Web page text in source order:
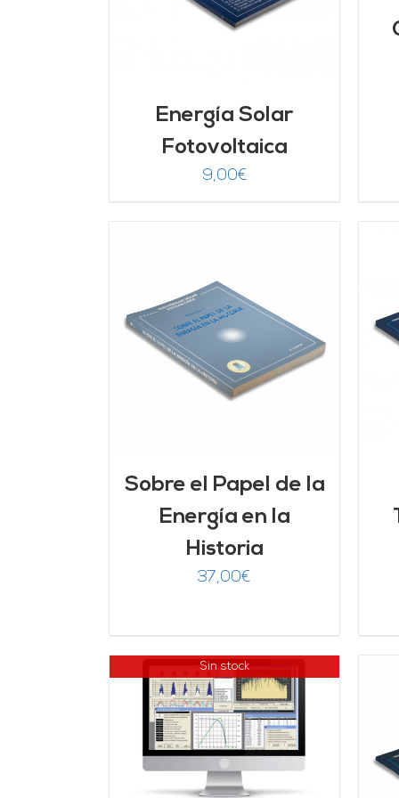
Energía Solar
Fotovoltaica
9,00€
Sobre el Papel de la
Energía en la
Historia
37,00€
AÑADIR AL CARRITO
/
Sin stock
AÑADIR AL CARRITO
DETALLES